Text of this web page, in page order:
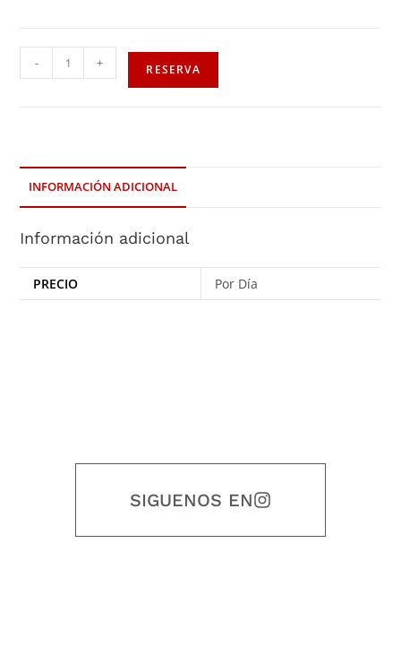
- + RESERVA
INFORMACIÓN ADICIONAL
Información adicional
PRECIO Por Día
SIGUENOS EN